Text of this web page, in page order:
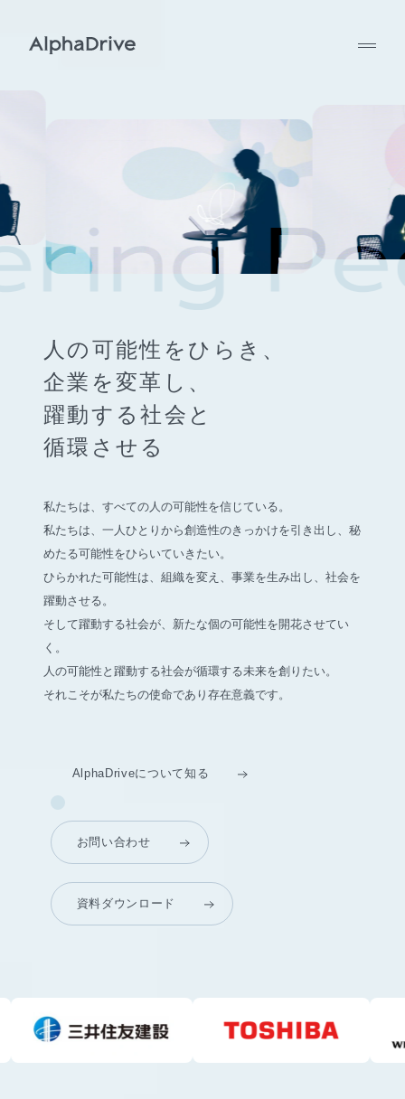
人の可能性をひらき、
企業を変革し、
躍動する社会と
循環させる
私たちは、すべての人の可能性を信じている。
私たちは、一人ひとりから創造性のきっかけを引き出し、 秘
めたる可能性をひらいていきたい。
ひらかれた可能性は、組織を変え、事業を生み出し、社会を
躍動させる。
そして躍動する社会が、新たな個の可能性を開花させてい
く。
人の可能性と躍動する社会が循環する未来を創りたい。
それこそが私たちの使命であり存在意義です。
AlphaDriveについて知る
お問い合わせ
資料ダウンロード